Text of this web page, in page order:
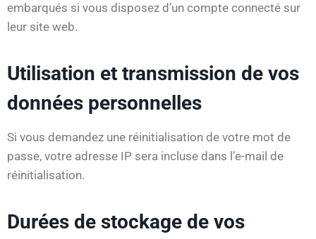
embarqués si vous disposez d’un compte connecté sur
leur site web.
Utilisation et transmission de vos
données personnelles
Si vous demandez une réinitialisation de votre mot de
passe, votre adresse IP sera incluse dans l’e-mail de
réinitialisation.
Durées de stockage de vos